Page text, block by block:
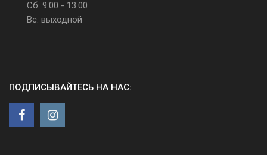
Сб: 9:00 - 13:00
Вс: выходной
ПОДПИСЫВАЙТЕСЬ НА НАС: